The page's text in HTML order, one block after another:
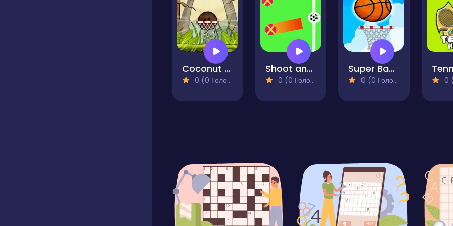
Coconut Basketball
0 (0 Голосів)
Shoot and Goal - REMASTERED
0 (0 Голосів)
Super Basketball
0 (0 Голосів) 0